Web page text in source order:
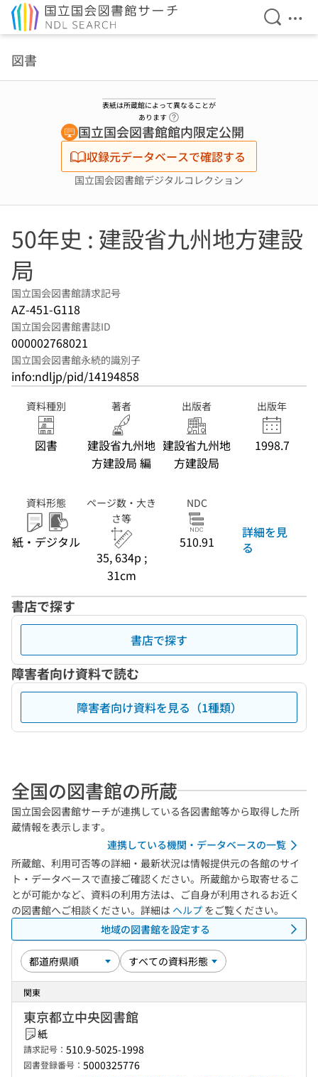
検索を
メ
図書
表紙は所蔵館によって異なることが
あります
国立国会図書館館内限定公開
収録元データベースで確認する
国立国会図書館デジタルコレクション
50年史 : 建設省九州地方建設
局
国立国会図書館請求記号
AZ-451-G118
国立国会図書館書誌ID
000002768021
国立国会図書館永続的識別子
info:ndljp/pid/14194858
資料種別
図書
著者
建設省九州地
方建設局 編
出版者
建設省九州地
方建設局
出版年
1998.7
資料形態
紙・デジタル
ページ数・大き
さ等
35, 634p ;
31cm
NDC
510.91
詳細を見
る
書店で探す
書店で探す
障害者向け資料で読む
障害者向け資料を見る（1種類）
全国の図書館の所蔵
国立国会図書館サーチが連携している各図書館等から取得した所
蔵情報を表示します。
連携している機関・データベースの一覧
所蔵館、利用可否等の詳細・最新状況は情報提供元の各館のサイ
ト・データベースで直接ご確認ください。所蔵館から取寄せるこ
とが可能かなど、資料の利用方法は、ご自身が利用されるお近く
の図書館へご相談ください。詳細は ヘルプ をご覧ください。
地域の図書館を設定する
関東
東京都立中央図書館
紙
請求記号： 510.9-5025-1998
図書登録番号： 5000325776